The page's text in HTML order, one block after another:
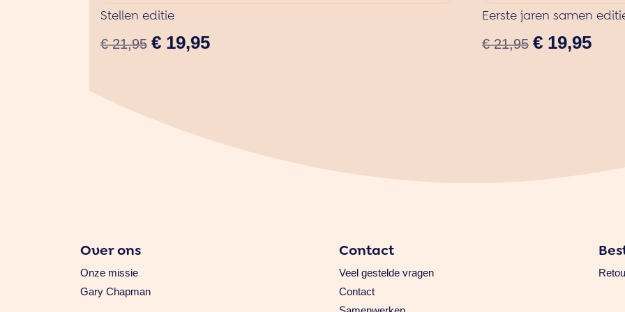
Stellen editie
€21,95 Oorspronkelijke
€19,95Huidige
Eerste jaren samen
€21,95 Oorspronkelijke
€ 19,95
Over ons
Onze missie
Gary Chapman
Contact
Veel gestelde vragen
Contact